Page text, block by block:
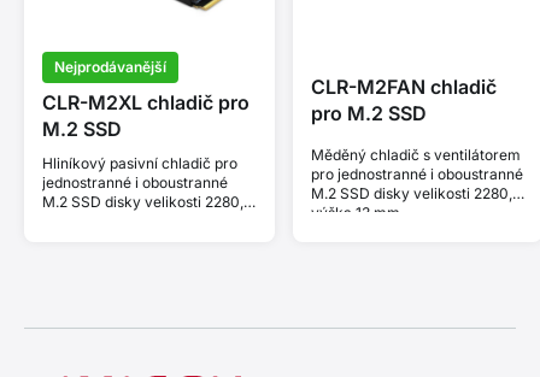
Nejprodávanější
CLR-M2XL chladič pro
M.2 SSD
Hliníkový pasivní chladič pro
jednostranné i oboustranné
M.2 SSD disky velikosti 2280,
CLR-M2FAN chladič
pro M.2 SSD
Měděný chladič s ventilátorem
pro jednostranné i oboustranné
M.2 SSD disky velikosti 2280,
výška 13 mm.